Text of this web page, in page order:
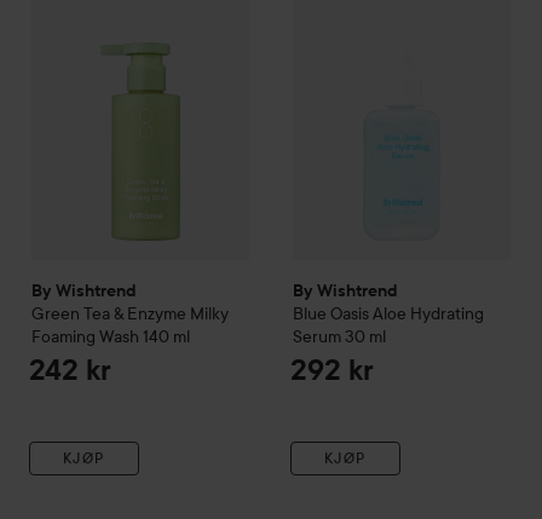
By Wishtrend
Green Tea & Enzyme Milky
Foaming Wash 140 ml
242 kr
KJØP
By Wishtrend
Blue Oasis Aloe Hydrating
Serum 30 ml
292 kr
KJØP